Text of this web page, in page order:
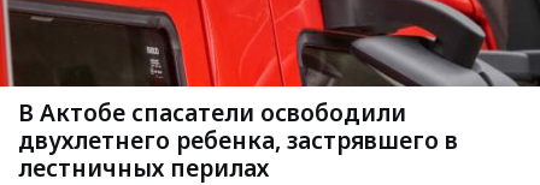
В Актобе спасатели освободили
двухлетнего ребенка, застрявшего в
лестничных перилах